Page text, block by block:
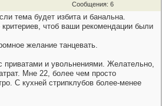
Сообщения: 6
тема будет избита и банальна.
чтоб ваши рекомендации были
желание танцевать.
приватами и увольнениями. Желательно,
Мне 22, более чем просто
С кухней стрипклубов более-менее